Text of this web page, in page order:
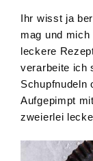
Ihr wisst ja
mag und
leckere
verarbeite ich
Schupfnudeln
Aufgepimpt
zweierlei